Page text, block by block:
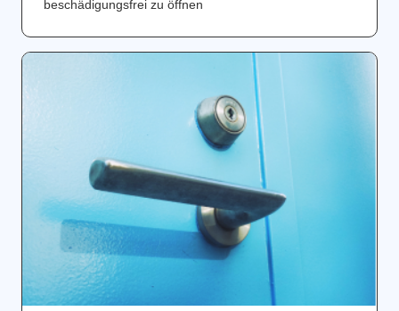
beschädigungsfrei zu öffnen